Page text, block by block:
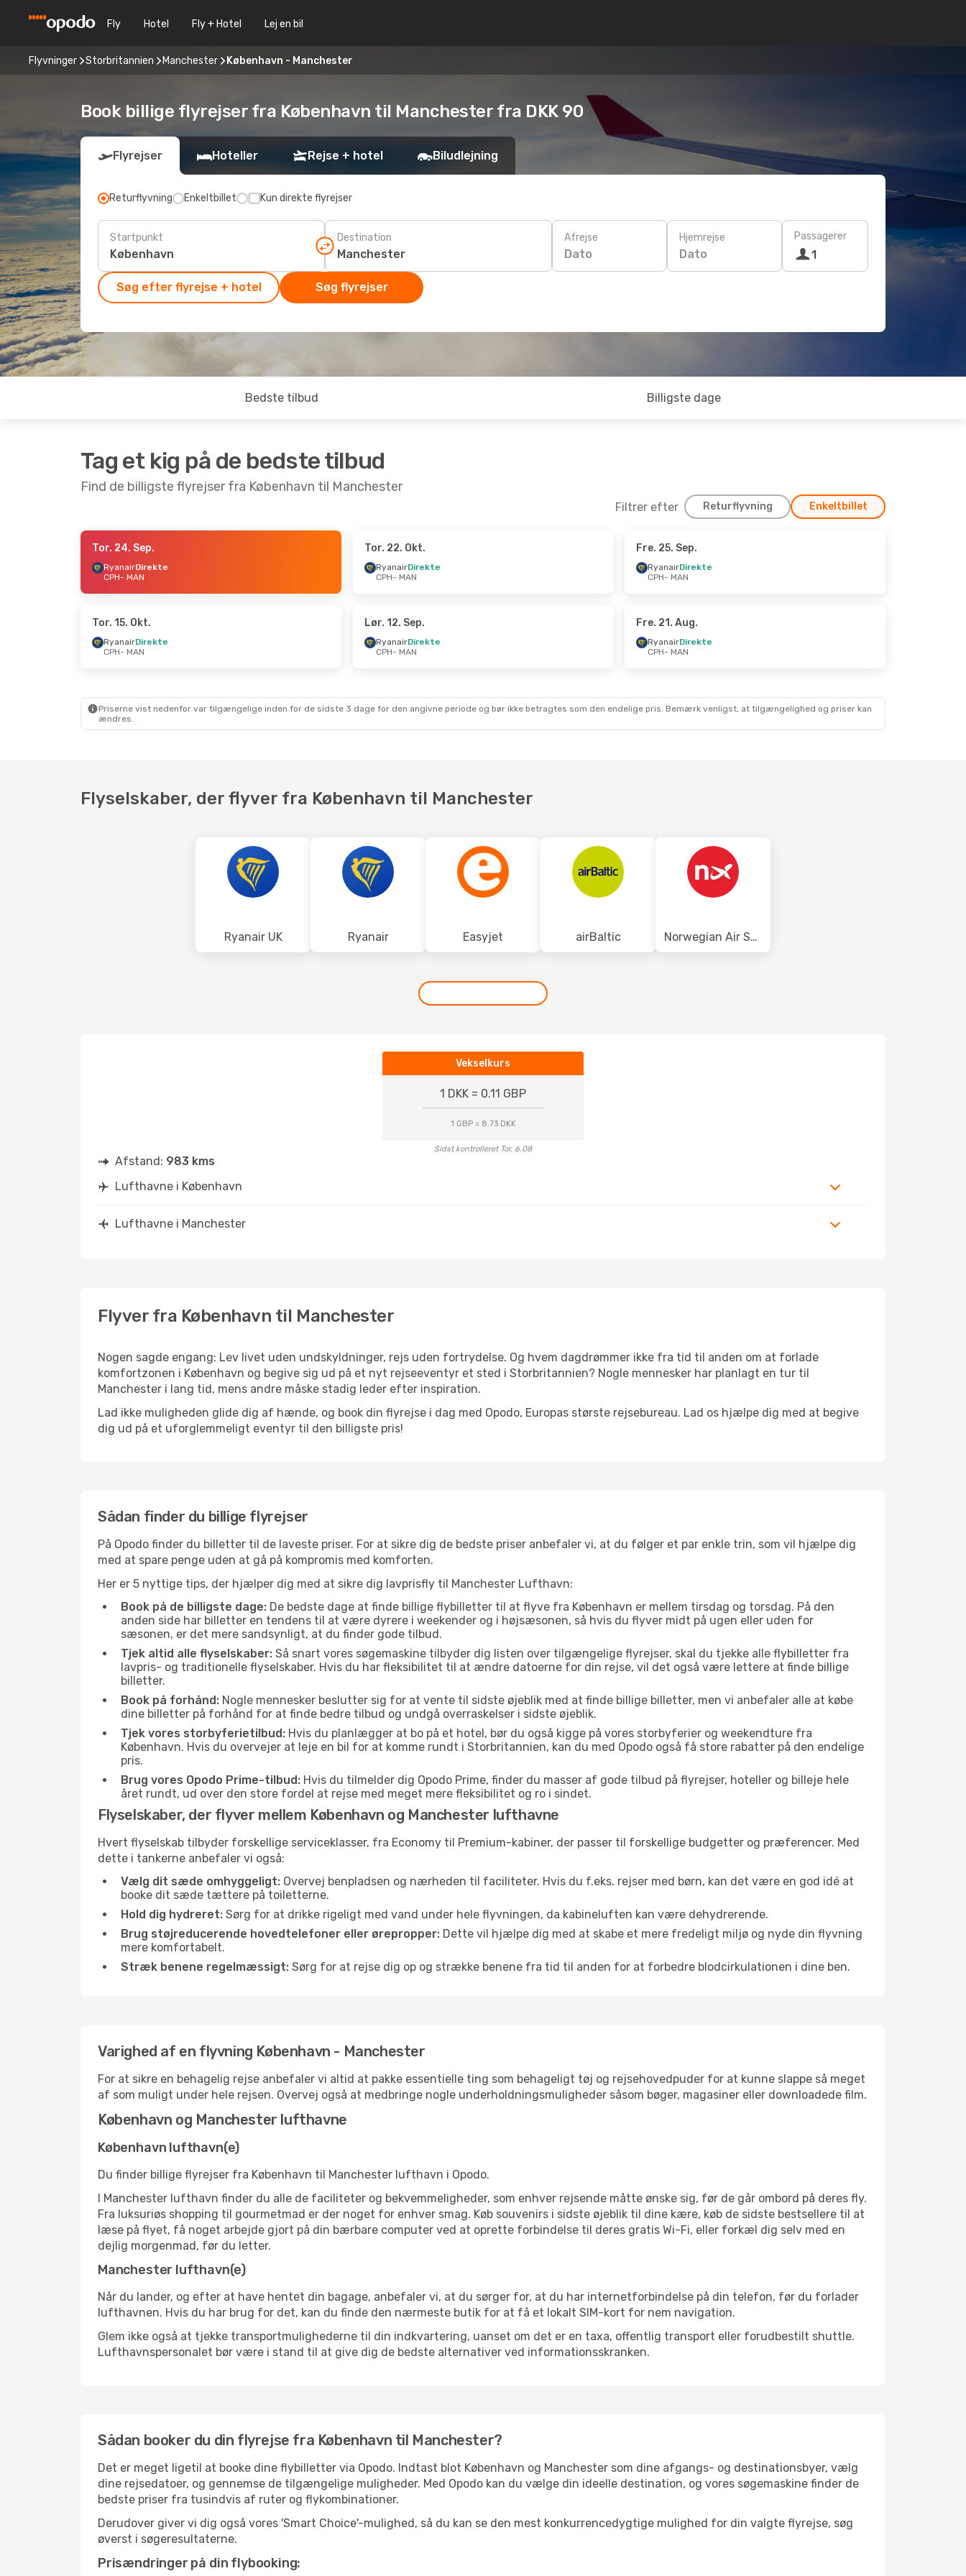
Fly Hotel Fly + Hotel Lej en bil
Flyvninger Storbritannien Manchester København - Manchester
Book billige flyrejser fra København til Manchester fra DKK 90
Flyrejser Hoteller Rejse + hotel Biludlejning
Returflyvning Enkeltbillet Kun direkte flyrejser
Startpunkt Destination Afrejse
Dato
Hjemrejse
Dato
Passagerer
1
Søg efter flyrejse + hotel Søg flyrejser
Bedste tilbud Billigste dage
Tag et kig på de bedste tilbud
Find de billigste flyrejser fra København til Manchester
Filtrer efter Returflyvning Enkeltbillet
- Ons. 21. Okt. - Lør. 3. Okt. - Ons. 9. Sep.
- Ons. 23. Sep. - Tir. 20. Okt.
MAN
- CPH
- Lør. 22. Aug.
MAN
Tor. 24. Sep.
RyanairDirekte
CPH- MAN
Tor. 22. Okt.
RyanairDirekte
CPH- MAN
Fre. 25. Sep.
RyanairDirekte
CPH- MAN
Tor. 15. Okt.
RyanairDirekte
CPH- MAN
Lør. 12. Sep.
RyanairDirekte
CPH- MAN
Fre. 21. Aug.
RyanairDirekte
CPH- MAN
Priserne vist nedenfor var tilgængelige inden for de sidste 3 dage for den angivne periode og bør ikke betragtes som den endelige pris. Bemærk venligst, at tilgængelighed og priser kan
ændres.
Flyselskaber, der flyver fra København til Manchester
Ryanair UK Ryanair Easyjet airBaltic Norwegian Air Sweden
Vekselkurs
1 DKK = 0.11 GBP
1 GBP = 8.73 DKK
Sidst kontrolleret Tor. 6.08
Afstand: 983 kms
Lufthavne i København
Lufthavne i Manchester
Flyver fra København til Manchester
Nogen sagde engang: Lev livet uden undskyldninger, rejs uden fortrydelse. Og hvem dagdrømmer ikke fra tid til anden om at forlade
komfortzonen i København og begive sig ud på et nyt rejseeventyr et sted i Storbritannien? Nogle mennesker har planlagt en tur til
Manchester i lang tid, mens andre måske stadig leder efter inspiration.
Lad ikke muligheden glide dig af hænde, og book din flyrejse i dag med Opodo, Europas største rejsebureau. Lad os hjælpe dig med at begive
dig ud på et uforglemmeligt eventyr til den billigste pris!
Sådan finder du billige flyrejser
På Opodo finder du billetter til de laveste priser. For at sikre dig de bedste priser anbefaler vi, at du følger et par enkle trin, som vil hjælpe dig
med at spare penge uden at gå på kompromis med komforten.
Her er 5 nyttige tips, der hjælper dig med at sikre dig lavprisfly til Manchester Lufthavn:
Book på de billigste dage: De bedste dage at finde billige flybilletter til at flyve fra København er mellem tirsdag og torsdag. På den
anden side har billetter en tendens til at være dyrere i weekender og i højsæsonen, så hvis du flyver midt på ugen eller uden for
sæsonen, er det mere sandsynligt, at du finder gode tilbud.
Tjek altid alle flyselskaber: Så snart vores søgemaskine tilbyder dig listen over tilgængelige flyrejser, skal du tjekke alle flybilletter fra
lavpris- og traditionelle flyselskaber. Hvis du har fleksibilitet til at ændre datoerne for din rejse, vil det også være lettere at finde billige
billetter.
Book på forhånd: Nogle mennesker beslutter sig for at vente til sidste øjeblik med at finde billige billetter, men vi anbefaler alle at købe
dine billetter på forhånd for at finde bedre tilbud og undgå overraskelser i sidste øjeblik.
Tjek vores storbyferietilbud: Hvis du planlægger at bo på et hotel, bør du også kigge på vores storbyferier og weekendture fra
København. Hvis du overvejer at leje en bil for at komme rundt i Storbritannien, kan du med Opodo også få store rabatter på den endelige
pris.
Brug vores Opodo Prime-tilbud: Hvis du tilmelder dig Opodo Prime, finder du masser af gode tilbud på flyrejser, hoteller og billeje hele
året rundt, ud over den store fordel at rejse med meget mere fleksibilitet og ro i sindet.
Flyselskaber, der flyver mellem København og Manchester lufthavne
Hvert flyselskab tilbyder forskellige serviceklasser, fra Economy til Premium-kabiner, der passer til forskellige budgetter og præferencer. Med
dette i tankerne anbefaler vi også:
Vælg dit sæde omhyggeligt: Overvej benpladsen og nærheden til faciliteter. Hvis du f.eks. rejser med børn, kan det være en god idé at
booke dit sæde tættere på toiletterne.
Hold dig hydreret: Sørg for at drikke rigeligt med vand under hele flyvningen, da kabineluften kan være dehydrerende.
Brug støjreducerende hovedtelefoner eller ørepropper: Dette vil hjælpe dig med at skabe et mere fredeligt miljø og nyde din flyvning
mere komfortabelt.
Stræk benene regelmæssigt: Sørg for at rejse dig op og strække benene fra tid til anden for at forbedre blodcirkulationen i dine ben.
Varighed af en flyvning København - Manchester
For at sikre en behagelig rejse anbefaler vi altid at pakke essentielle ting som behageligt tøj og rejsehovedpuder for at kunne slappe så meget
af som muligt under hele rejsen. Overvej også at medbringe nogle underholdningsmuligheder såsom bøger, magasiner eller downloadede film.
København og Manchester lufthavne
København lufthavn(e)
Du finder billige flyrejser fra København til Manchester lufthavn i Opodo.
I Manchester lufthavn finder du alle de faciliteter og bekvemmeligheder, som enhver rejsende måtte ønske sig, før de går ombord på deres fly.
Fra luksuriøs shopping til gourmetmad er der noget for enhver smag. Køb souvenirs i sidste øjeblik til dine kære, køb de sidste bestsellere til at
læse på flyet, få noget arbejde gjort på din bærbare computer ved at oprette forbindelse til deres gratis Wi-Fi, eller forkæl dig selv med en
dejlig morgenmad, før du letter.
Manchester lufthavn(e)
Når du lander, og efter at have hentet din bagage, anbefaler vi, at du sørger for, at du har internetforbindelse på din telefon, før du forlader
lufthavnen. Hvis du har brug for det, kan du finde den nærmeste butik for at få et lokalt SIM-kort for nem navigation.
Glem ikke også at tjekke transportmulighederne til din indkvartering, uanset om det er en taxa, offentlig transport eller forudbestilt shuttle.
Lufthavnspersonalet bør være i stand til at give dig de bedste alternativer ved informationsskranken.
Sådan booker du din flyrejse fra København til Manchester?
Det er meget ligetil at booke dine flybilletter via Opodo. Indtast blot København og Manchester som dine afgangs- og destinationsbyer, vælg
dine rejsedatoer, og gennemse de tilgængelige muligheder. Med Opodo kan du vælge din ideelle destination, og vores søgemaskine finder de
bedste priser fra tusindvis af ruter og flykombinationer.
Derudover giver vi dig også vores 'Smart Choice'-mulighed, så du kan se den mest konkurrencedygtige mulighed for din valgte flyrejse, søg
øverst i søgeresultaterne.
Prisændringer på din flybooking: